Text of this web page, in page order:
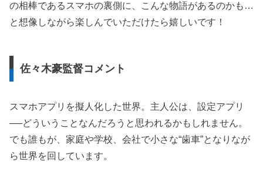
の相棒であるスマホの裏側に、こんな物語があるのかも…
と想像しながら楽しんでいただけたら嬉しいです！
佐々木豪監督コメント
スマホアプリを擬人化した世界。主人公は、設定アプリ
──どういうことなんだろうと思われるかもしれません。
でも誰もが、家庭や学校、会社で小さな“歯車”となりなが
ら世界を回しています。